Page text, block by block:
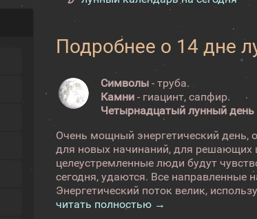
Подробнее о 14 дне
Символы - труба.
Камни - гиацинт, сапфир.
Четырнадцатый лунный день
Очень мощный энергетический день,
для новых начинаний, для решающих
целеустремленные люди будут
сегодня, удаются. Все направленные
Энергетический поток велик,
читать полностью →